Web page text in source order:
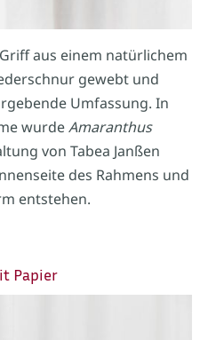
aus einem natürlichem
gewebt und
Umfassung. In
wurdeAmaranthus
von Tabea Janßen
des Rahmens und
entstehen.
Papier